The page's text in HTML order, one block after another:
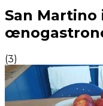
Expériences
San Martino
(3)